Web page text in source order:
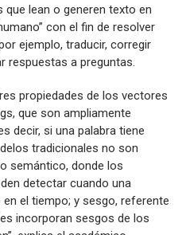
lean o generen texto en
con el fin de resolver
ejemplo, traducir, corregir
respuestas a preguntas.
propiedades de los vectores
que son ampliamente
decir, si una palabra tiene
tradicionales no son
semántico, donde los
detectar cuando una
el tiempo; y sesgo, referente
incorporan sesgos de los